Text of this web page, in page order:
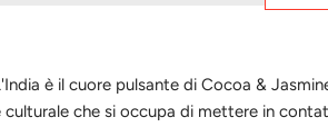
è il cuore pulsante di Cocoa &
culturale che si occupa di mettere in